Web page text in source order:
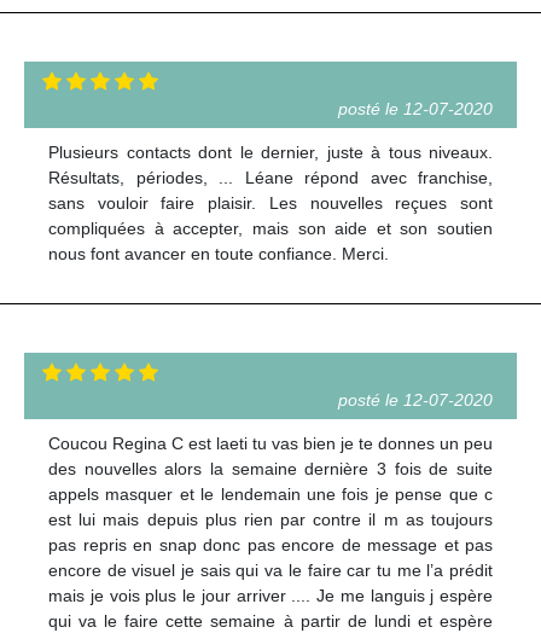
posté le 12-07-2020
Plusieurs contacts dont le dernier, juste à tous niveaux.
Résultats, périodes, ... Léane répond avec franchise,
sans vouloir faire plaisir. Les nouvelles reçues sont
compliquées à accepter, mais son aide et son soutien
nous font avancer en toute confiance. Merci.
posté le 12-07-2020
Coucou Regina C est laeti tu vas bien je te donnes un peu
des nouvelles alors la semaine dernière 3 fois de suite
appels masquer et le lendemain une fois je pense que c
est lui mais depuis plus rien par contre il m as toujours
pas repris en snap donc pas encore de message et pas
encore de visuel je sais qui va le faire car tu me l’a prédit
mais je vois plus le jour arriver .... Je me languis j espère
qui va le faire cette semaine à partir de lundi et espère